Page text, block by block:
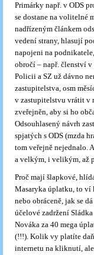
Primárky např. v ODS
se dostane na volitelné
nadřízeným článkem
vedení strany, hlasují
napojeni na
obročí – např. členství
Policii a SZ už dávno
zastupitelstva, osm
v zastupitelstvu vrátit v
zveřejněn, aby si ho
Odsouhlasený návrh
spjatých s ODS (mzda
tom veřejně nejednalo.
a velkým, i velikým, až
Proč mají šlapkové,
Masaryka úplatku, to ví
nebo obráceně, jak se
účelové zadržení
Nováka za 40 mega
(!!!). Kolik vy platíte
internetu na kliknutí,